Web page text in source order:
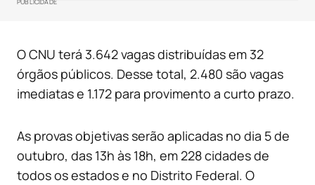
O CNU terá 3.642 vagas distribuídas em 32
órgãos públicos. Desse total, 2.480 são vagas
imediatas e 1.172 para provimento a curto prazo.
As provas objetivas serão aplicadas no dia 5 de
outubro, das 13h às 18h, em 228 cidades de
todos os estados e no Distrito Federal. O